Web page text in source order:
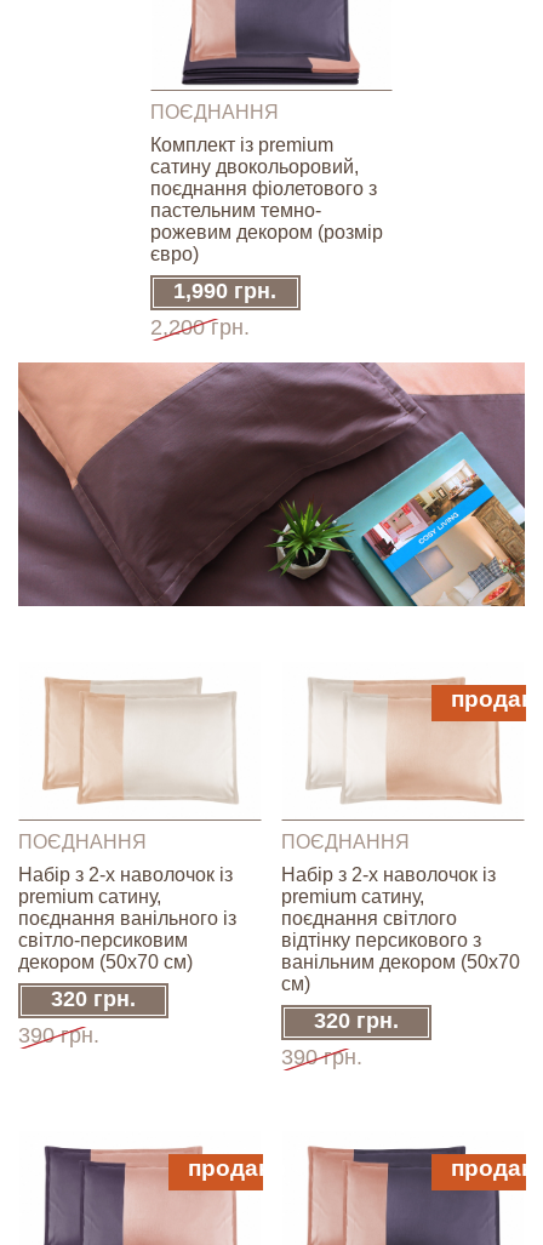
ПОЄДНАННЯ
Комплект із premium
сатину двокольоровий,
поєднання фіолетового з
пастельним темно-
рожевим декором (розмір
євро)
1,990 грн.
2,200 грн.
ПОЄДНАННЯ
Набір з 2-х наволочок із
premium сатину,
поєднання ванільного із
світло-персиковим
декором (50х70 см)
320 грн.
390 грн.
ПОЄДНАННЯ
Набір з 2-х наволочок із
premium сатину,
поєднання світлого
відтінку персикового з
ванільним декором (50х70
см)
320 грн.
390 грн.
продано